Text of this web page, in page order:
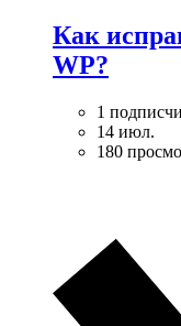
Как
WP?
1
14 июл.
180